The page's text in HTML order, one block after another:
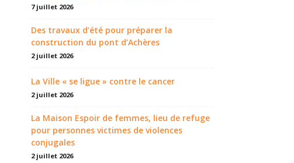
7 juillet 2026
Des travaux d’été pour préparer la
construction du pont d’Achères
2 juillet 2026
La Ville « se ligue » contre le cancer
2 juillet 2026
La Maison Espoir de femmes, lieu de refuge
pour personnes victimes de violences
conjugales
2 juillet 2026